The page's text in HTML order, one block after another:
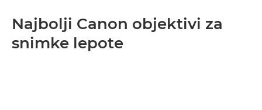
Najbolji Canon objektivi za
snimke lepote